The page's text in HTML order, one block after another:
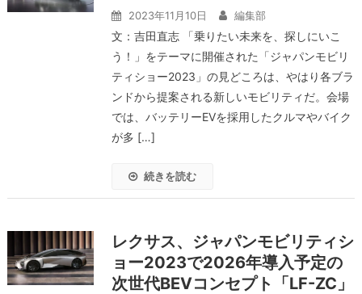
2023年11月10日 編集部
文：吉田直志 「乗りたい未来を、探しにいこ
う！」をテーマに開催された「ジャパンモビリ
ティショー2023」の見どころは、やはり各ブラ
ンドから提案される新しいモビリティだ。会場
では、バッテリーEVを採用したクルマやバイク
が多 […]
続きを読む
レクサス、ジャパンモビリティシ
ョー2023で2026年導入予定の
次世代BEVコンセプト「LF-ZC」